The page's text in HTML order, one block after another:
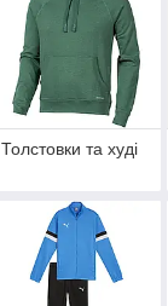
Толстовки та худі